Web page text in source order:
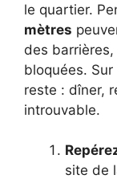
le quartier.
mètres
des
bloquées.
reste : dîner,
introuvable.
site de